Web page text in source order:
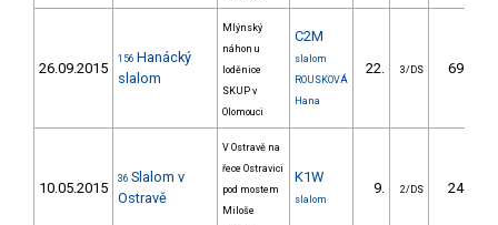
26.09.2015
156 Hanácký
slalom
Mlýnský
náhon u
loděnice
SKUP v
Olomouci
C2M
slalom
ROUSKOVÁ
Hana
22. 3/DS 69.40
10.05.2015
36 Slalom v
Ostravě
V Ostravě na
řece Ostravici
pod mostem
Miloše
K1W
slalom
9. 2/DS 24.70